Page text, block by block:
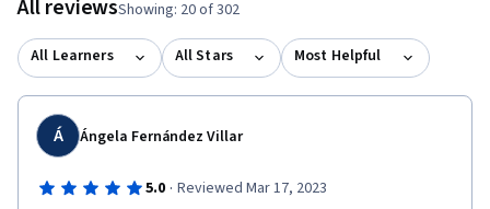
All reviewsShowing: 20 of 302
All Learners All Stars Most Helpful
Á Ángela Fernández Villar
5.0 · Reviewed Mar 17, 2023